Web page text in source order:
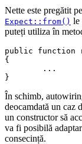
Nette este pregătit
Expect::from() le
puteți utiliza în
public function
{
În schimb,
deocamdată un caz
un constructor să
va fi posibilă
consecință.